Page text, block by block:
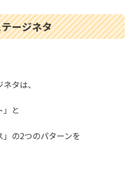
ージネタ
タは、
」と
」の2つのパターンを